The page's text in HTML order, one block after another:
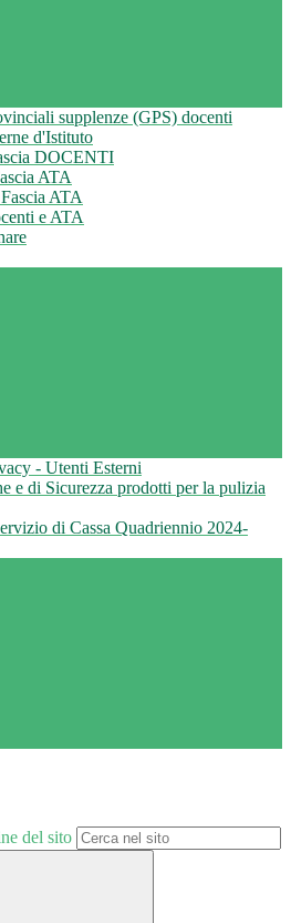
supplenze (GPS) docenti
d'Istituto
DOCENTI
ATA
ATA
e ATA
- Utenti Esterni
e di Sicurezza prodotti per la pulizia
di Cassa Quadriennio 2024-
del sito